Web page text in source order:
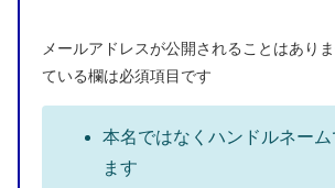
メールアドレスが公開されることはありま
ている欄は必須項目です
本名ではなくハンドルネーム
ます